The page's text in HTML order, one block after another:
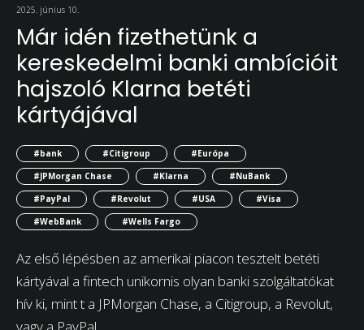
2025. június 10.
Már idén fizethetünk a
kereskedelmi banki ambícióit
hajszoló Klarna betéti
kártyájával
#bank #Citigroup
#Európa
#JPMorgan Chase
#Klarna
#NuBank
#PayPal
#Revolut #USA
#Visa
#WebBank
#Wells Fargo
Az első lépésben az amerikai piacon tesztelt betéti
kártyával a fintech unikornis olyan banki szolgáltatókat
hív ki, mint t a JPMorgan Chase, a Citigroup, a Revolut,